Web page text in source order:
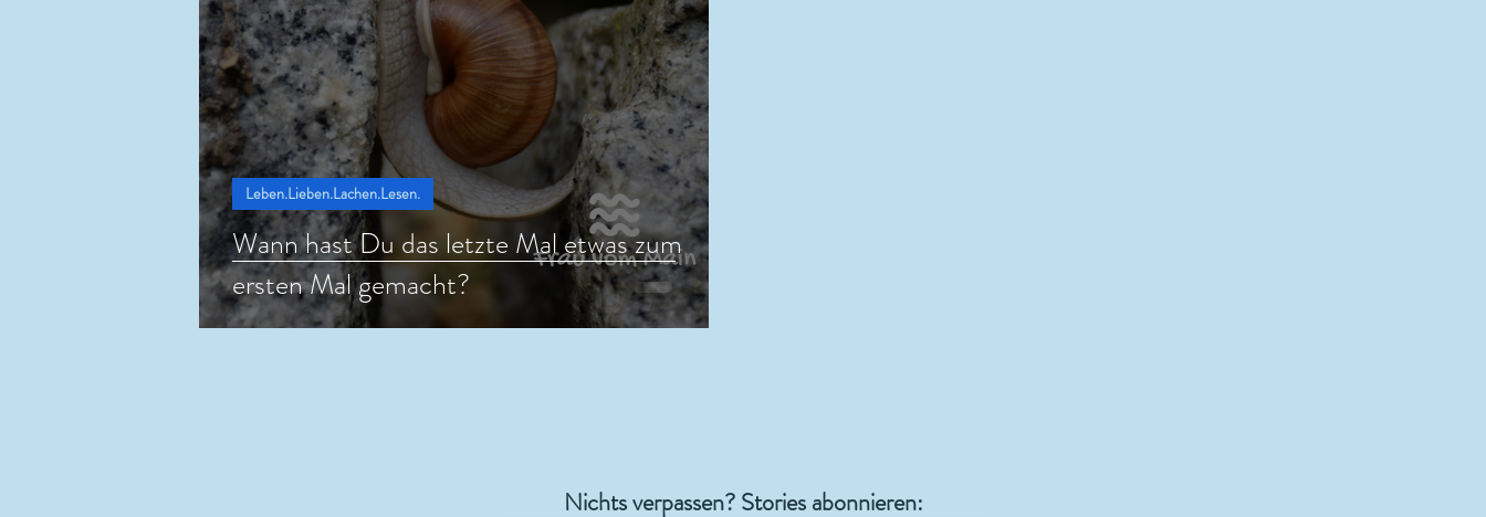
Wann hast Du das letzte Mal etwas zum
ersten Mal gemacht?
Leben.Lieben.Lachen.Lesen.
Nichts verpassen? Stories abonnieren: